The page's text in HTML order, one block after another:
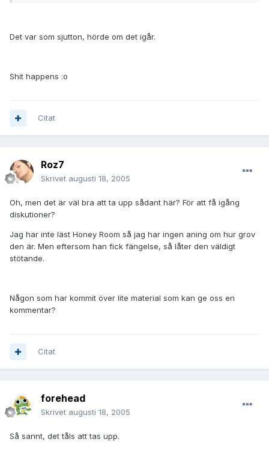
Det var som sjutton, hörde om det igår.
Shit happens :o
Citat
Roz7
Skrivet augusti 18, 2005
Oh, men det är väl bra att ta upp sådant här? För att få igång
diskutioner?
Jag har inte läst Honey Room så jag har ingen aning om hur grov
den är. Men eftersom han fick fängelse, så låter den väldigt
stötande.
Någon som har kommit över lite material som kan ge oss en
kommentar?
Citat
forehead
Skrivet augusti 18, 2005
Så sannt, det tåls att tas upp.